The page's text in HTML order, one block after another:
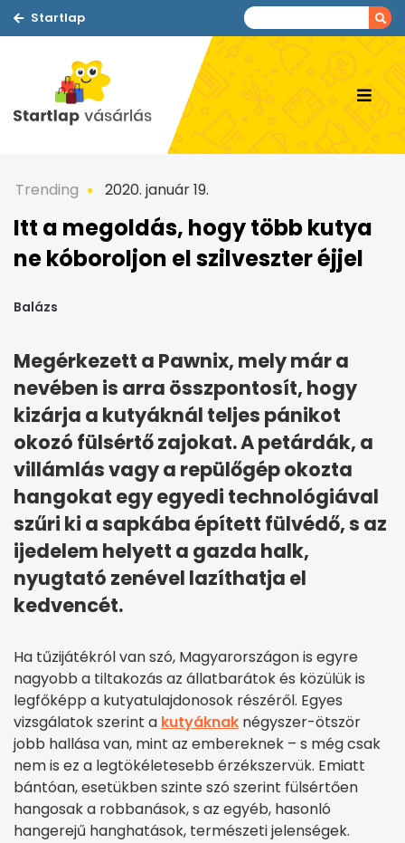
Startlap
Trending 2020. január 19.
Itt a megoldás, hogy több kutya
ne kóboroljon el szilveszter éjjel
Balázs
Megérkezett a Pawnix, mely már a
nevében is arra összpontosít, hogy
kizárja a kutyáknál teljes pánikot
okozó fülsértő zajokat. A petárdák, a
villámlás vagy a repülőgép okozta
hangokat egy egyedi technológiával
szűri ki a sapkába épített fülvédő, s az
ijedelem helyett a gazda halk,
nyugtató zenével lazíthatja el
kedvencét.
Ha tűzijátékról van szó, Magyarországon is egyre
nagyobb a tiltakozás az állatbarátok és közülük is
legfőképp a kutyatulajdonosok részéről. Egyes
vizsgálatok szerint a kutyáknak négyszer-ötször
jobb hallása van, mint az embereknek – s még csak
nem is ez a legtökéletesebb érzékszervük. Emiatt
bántóan, esetükben szinte szó szerint fülsértően
hangosak a robbanások, s az egyéb, hasonló
hangerejű hanghatások, természeti jelenségek.